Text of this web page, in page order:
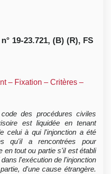
19-23.721, (B) (R), FS
– Fixation – Critères –
des procédures civiles
est liquidée en tenant
celui à qui l'injonction a été
qu'il a rencontrées pour
en tout ou partie s'il est établi
l'exécution de l'injonction
d'une cause étrangère.